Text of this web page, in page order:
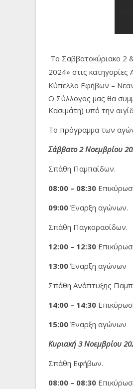
Το Σαββατοκύριακο 2
2024» στις
Κύπελλο Εφήβων –
Ο Σύλλογος μας θα
Κασιμάτη) υπό την
Το πρόγραμμα των
Σάββατο2 Νοεμβρίου
Σπάθη Παμπαίδων.
08:00 – 08:30
09:00 Έναρξη αγώνων.
Σπάθη Παγκορασίδων.
12:00 – 12:30
13:00 Έναρξη αγώνων
Σπάθη Ανάπτυξης
14:00 – 14:30
15:00 Έναρξη αγώνων
Κυριακή 3Νοεμβρίου
Σπάθη Εφήβων.
08:00 – 08:30